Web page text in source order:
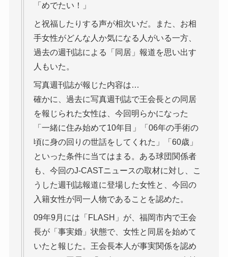
「めでたい！」
と祝福したりする声が相次いだ。また、お相
手女性がどんな人か気になる人がいる一方、
過去の週刊誌による「同居」報道を思い出す
人もいた。
写真週刊誌が報じた内容は…
確かに、過去に写真週刊誌で王会長との同居
を報じられた女性は、今回明らかになった
「一緒に住み始めて10年目」「06年の手術の
頃に身の回りの世話をしてくれた」「60歳」
といった条件に当てはまる。ある球団関係者
も、今回のJ-CASTニュースの取材に対し、こ
うした週刊誌報道に登場した女性と、今回の
入籍女性が同一人物であることを認めた。
09年9月には「FLASH」が、福岡市内で王会
長が「事実婚」状態で、女性と同居を始めて
いたと報じた。王会長本人が事実関係を認め